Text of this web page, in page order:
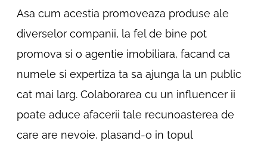
Asa cum acestia promoveaza produse ale
diverselor companii, la fel de bine pot
promova si o agentie imobiliara, facand ca
numele si expertiza ta sa ajunga la un public
cat mai larg. Colaborarea cu un influencer ii
poate aduce afacerii tale recunoasterea de
care are nevoie, plasand-o in topul